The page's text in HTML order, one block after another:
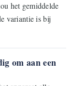
het gemiddelde
variantie is bij
om aan een